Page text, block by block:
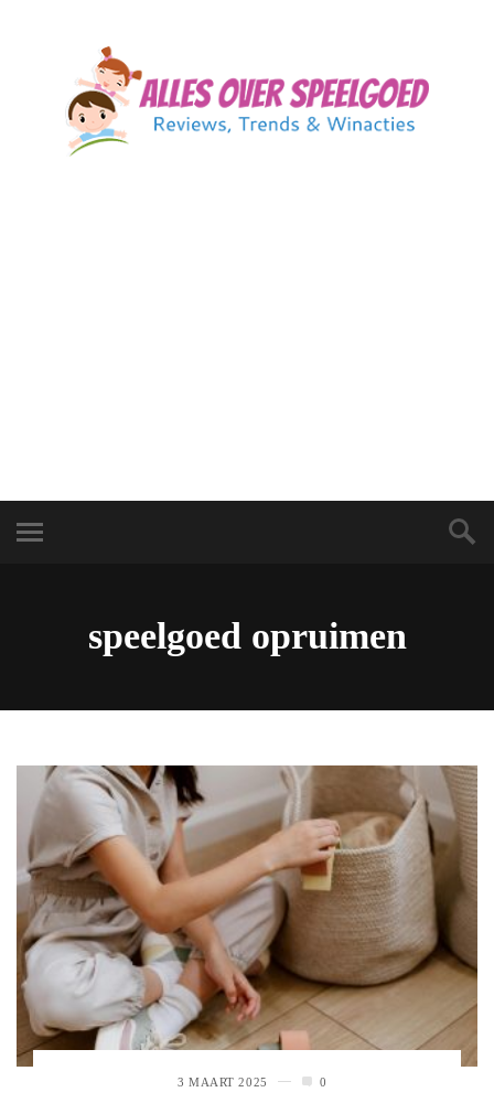
speelgoed opruimen
3 MAART 2025 0